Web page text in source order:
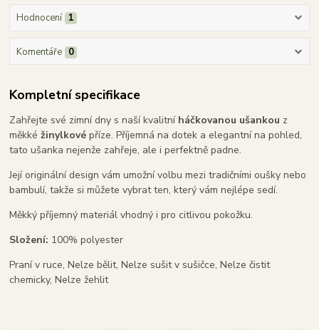
Hodnocení 1
Komentáře 0
Kompletní specifikace
Zahřejte své zimní dny s naší kvalitní háčkovanou ušankou z
měkké žinylkové příze. Příjemná na dotek a elegantní na pohled,
tato ušanka nejenže zahřeje, ale i perfektně padne.
Její originální design vám umožní volbu mezi tradičními oušky nebo
bambulí, takže si můžete vybrat ten, který vám nejlépe sedí.
Měkký příjemný materiál vhodný i pro citlivou pokožku.
Složení: 100% polyester
Praní v ruce, Nelze bělit, Nelze sušit v sušičce, Nelze čistit
chemicky, Nelze žehlit